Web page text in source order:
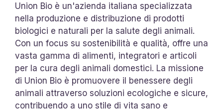
Union Bio è un'azienda italiana specializzata
nella produzione e distribuzione di prodotti
biologici e naturali per la salute degli animali.
Con un focus su sostenibilità e qualità, offre una
vasta gamma di alimenti, integratori e articoli
per la cura degli animali domestici. La missione
di Union Bio è promuovere il benessere degli
animali attraverso soluzioni ecologiche e sicure,
contribuendo a uno stile di vita sano e